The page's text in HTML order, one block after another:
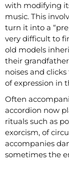
with modifying
music. This
turn it into a
very difficult to
old models
their
noises and
of expression in
Often
accordion now
rituals such as
exorcism, of
accompanies
sometimes the